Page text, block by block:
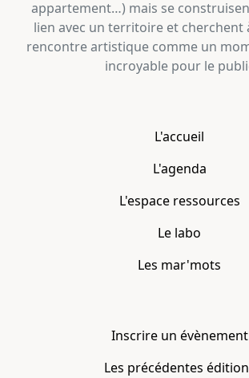
appartement…) mais se
lien avec un territoire et cherchent
rencontre artistique comme un
incroyable pour le
L'accueil
L'agenda
L'espace ressources
Le labo
Les mar'mots
Inscrire un évènement
Les précédentes